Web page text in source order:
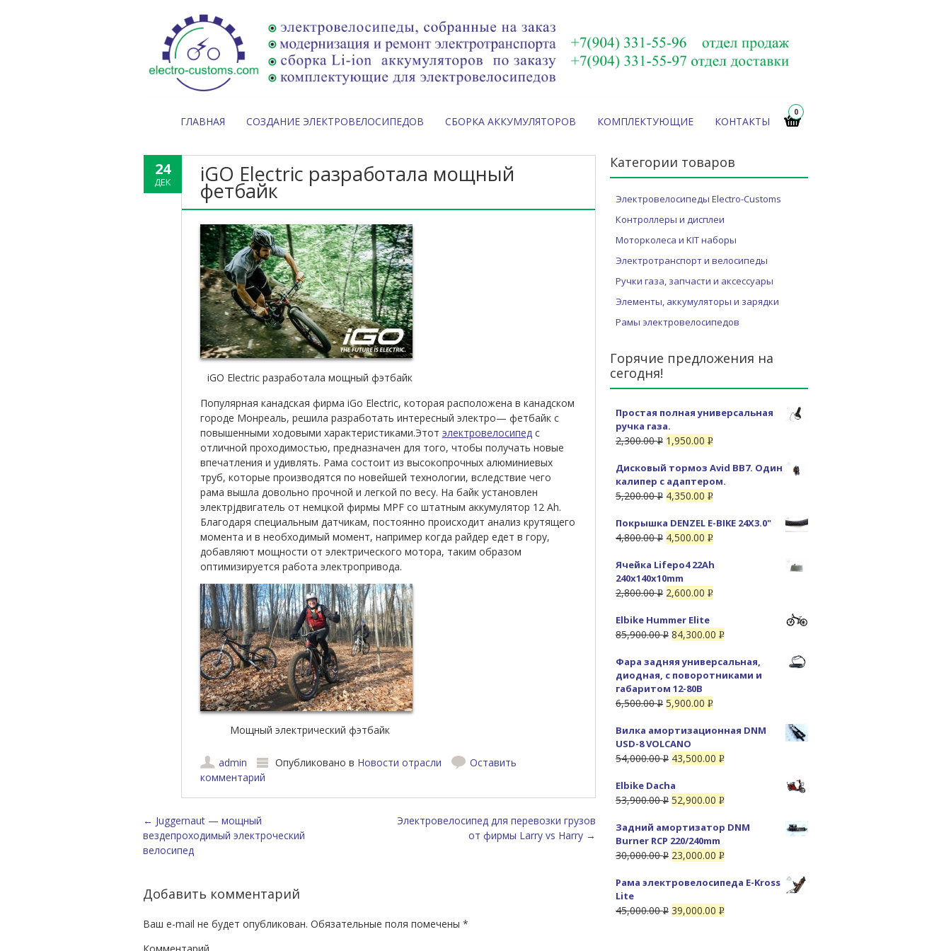
0
ГЛАВНАЯ СОЗДАНИЕ ЭЛЕКТРОВЕЛОСИПЕДОВ СБОРКА АККУМУЛЯТОРОВ КОМПЛЕКТУЮЩИЕ КОНТАКТЫ
24
ДЕК iGO Electric разработала мощный
фетбайк
iGO Electric разработала мощный фэтбайк
Популярная канадская фирма iGo Electric, которая расположена в канадском
городе Монреаль, решила разработать интересный электро— фетбайк с
повышенными ходовыми характеристиками.Этот электровелосипед с
отличной проходимостью, предназначен для того, чтобы получать новые
впечатления и удивлять. Рама состоит из высокопрочных алюминиевых
труб, которые производятся по новейшей технологии, вследствие чего
рама вышла довольно прочной и легкой по весу. На байк установлен
электрjдвигатель от немцкой фирмы MPF со штатным аккумулятор 12 Ah.
Благодаря специальным датчикам, постоянно происходит анализ крутящего
момента и в необходимый момент, например когда райдер едет в гору,
добавляют мощности от электрического мотора, таким образом
оптимизируется работа электропривода.
Мощный электрический фэтбайк
admin Опубликовано в Новости отрасли
Оставить
комментарий
Навигация по записям
← Juggernaut — мощный
вездепроходимый электроческий
велосипед
Электровелосипед для перевозки грузов
от фирмы Larry vs Harry →
Добавить комментарий
Ваш e-mail не будет опубликован. Обязательные поля помечены *
Категории товаров
Электровелосипеды Electro-Customs
Контроллеры и дисплеи
Моторколеса и KIT наборы
Электротранспорт и велосипеды
Ручки газа, запчасти и аксессуары
Элементы, аккумуляторы и зарядки
Рамы электровелосипедов
Горячие предложения на
сегодня!
Простая полная универсальная
ручка газа.
2,300.00Р 1,950.00 Р
Дисковый тормоз Avid BB7. Один
калипер с адаптером.
5,200.00Р 4,350.00 Р
Покрышка DENZEL E-BIKE 24X3.0"
4,800.00Р 4,500.00 Р
Ячейка Lifepo4 22Ah
240x140x10mm
2,800.00Р 2,600.00 Р
Elbike Hummer Elite
85,900.00Р 84,300.00 Р
Фара задняя универсальная,
диодная, с поворотниками и
габаритом 12-80В
6,500.00Р 5,900.00 Р
Вилка амортизационная DNM
USD-8 VOLCANO
54,000.00Р 43,500.00 Р
Elbike Dacha
53,900.00Р 52,900.00 Р
Задний амортизатор DNM
Burner RCP 220/240mm
30,000.00Р 23,000.00 Р
Рама электровелосипеда E-Kross
Lite
45,000.00Р 39,000.00 Р